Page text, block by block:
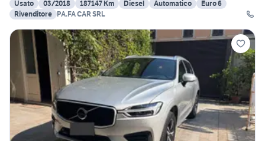
Usato
03/2018 187147 Km Diesel Automatico
Euro 6
Rivenditore PA.FA CAR SRL